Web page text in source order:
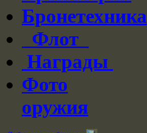
Бронетехника
Флот
Награды
Фото
оружия